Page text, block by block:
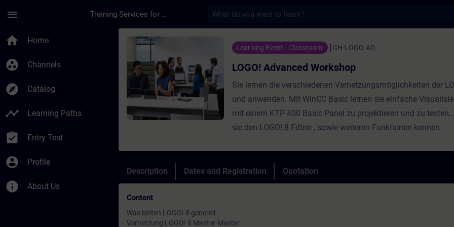
menu Training Services for Digital Industries
home Home
group_work Channels
explore Catalog
timeline Learning Paths
assignment_turned_in Entry Test
account_circle Profile
info About Us
Course - LOGO! Advanced Workshop - Training - Training -
Learning Event - Classroom CH-LOGO-AD
LOGO! Advanced Workshop
Sie lernen die verschiedenen Vernetzungsmöglichkeiten der
und anwenden. Mit WinCC Basic lernen sie einfache
mit einem KTP 400 Basic Panel zu projektieren und zu testen.
sie den LOGO! 8 Edtior , sowie weiteren Funktionen kennen.
Description Dates and Registration Quotation
Content
Was bieten LOGO! 8 generell
Vernetzung LOGO! 8 Master-Master